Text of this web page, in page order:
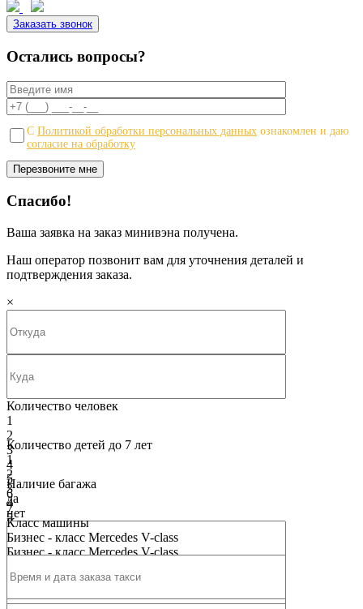
Заказать звонок
Остались вопросы?
С Политикой обработки персональных данных ознакомлен и даю
согласие на обработку
Спасибо!
Ваша заявка на заказ минивэна получена.
Наш оператор позвонит вам для уточнения деталей и
подтверждения заказа.
×
Количество человек
1
2
3
4
5
6
7
8
9
10
Количество детей до 7 лет
1
2
3
4
5
6
7
9
Наличие багажа
да
нет
Класс машины
Бизнес - класс Mercedes V-class
Бизнес - класс Mercedes V-class